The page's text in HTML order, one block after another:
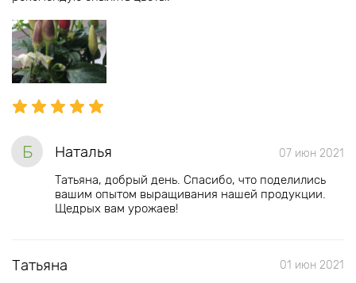
Б Наталья 07 июн 2021
Татьяна, добрый день. Спасибо, что поделились
вашим опытом выращивания нашей продукции.
Щедрых вам урожаев!
Татьяна 01 июн 2021